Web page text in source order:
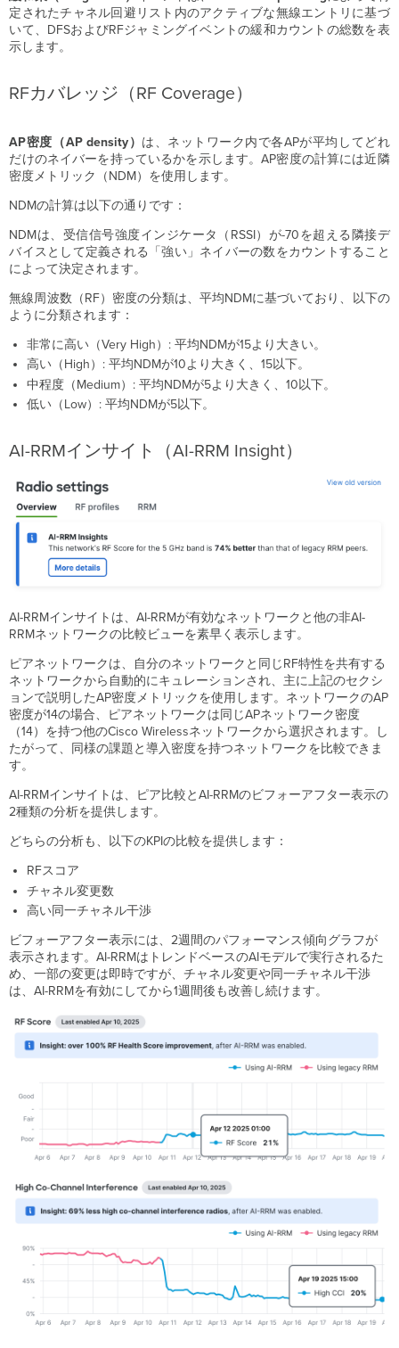
定されたチャネル回避リスト内のアクティブな無線エントリに基づ
いて、DFSおよびRFジャミングイベントの緩和カウントの総数を表
示します。
RFカバレッジ（RF Coverage）
AP密度（AP density） は、ネットワーク内で各APが平均してどれ
だけのネイバーを持っているかを示します。AP密度の計算には近隣
密度メトリック（NDM）を使用します。
NDMの計算は以下の通りです：
NDMは、受信信号強度インジケータ（RSSI）が-70を超える隣接デ
バイスとして定義される「強い」ネイバーの数をカウントすること
によって決定されます。
無線周波数（RF）密度の分類は、平均NDMに基づいており、以下の
ように分類されます：
非常に高い（Very High）: 平均NDMが15より大きい。
高い（High）: 平均NDMが10より大きく、15以下。
中程度（Medium）: 平均NDMが5より大きく、10以下。
低い（Low）: 平均NDMが5以下。
AI-RRMインサイト（AI-RRM Insight）
AI-RRMインサイトは、AI-RRMが有効なネットワークと他の非AI-
RRMネットワークの比較ビューを素早く表示します。
ピアネットワークは、自分のネットワークと同じRF特性を共有する
ネットワークから自動的にキュレーションされ、主に上記のセクシ
ョンで説明したAP密度メトリックを使用します。ネットワークのAP
密度が14の場合、ピアネットワークは同じAPネットワーク密度
（14）を持つ他のCisco Wirelessネットワークから選択されます。し
たがって、同様の課題と導入密度を持つネットワークを比較できま
す。
AI-RRMインサイトは、ピア比較とAI-RRMのビフォーアフター表示の
2種類の分析を提供します。
どちらの分析も、以下のKPIの比較を提供します：
RFスコア
チャネル変更数
高い同一チャネル干渉
ビフォーアフター表示には、2週間のパフォーマンス傾向グラフが
表示されます。AI-RRMはトレンドベースのAIモデルで実行されるた
め、一部の変更は即時ですが、チャネル変更や同一チャネル干渉
は、AI-RRMを有効にしてから1週間後も改善し続けます。